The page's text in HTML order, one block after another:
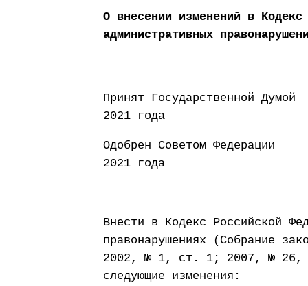
О внесении изменений в Кодекс
административных
Принят
2021 года
Одобрен
2021 года
Внести в Кодекс Российской
правонарушениях (Собрание
2002, № 1, ст. 1; 2007, № 26,
следующие изменения: